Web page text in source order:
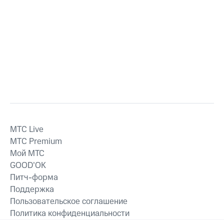
MTС Live
MTС Premium
Мой МТС
GOOD’OK
Питч-форма
Поддержка
Пользовательское соглашение
Политика конфиденциальности